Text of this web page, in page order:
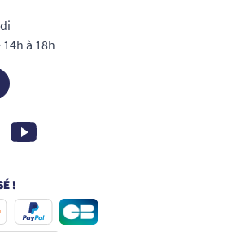
à 18h
Tiktok Youtube
!